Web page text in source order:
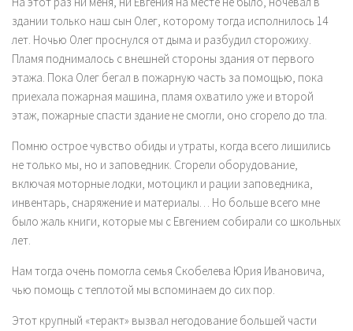
здании только наш сын Олег, которому тогда исполнилось 14
лет. Ночью Олег проснулся от дыма и разбудил сторожиху.
Пламя поднималось с внешней стороны здания от первого
этажа. Пока Олег бегал в пожарную часть за помощью, пока
приехала пожарная машина, пламя охватило уже и второй
этаж, пожарные спасти здание не смогли, оно сгорело до тла.
Помню острое чувство обиды и утраты, когда всего лишились
не только мы, но и заповедник. Сгорели оборудование,
включая моторные лодки, мотоцикл и рации заповедника,
инвентарь, снаряжение и материалы… Но больше всего мне
было жаль книги, которые мы с Евгением собирали со школьных
лет.
Нам тогда очень помогла семья Скобелева Юрия Ивановича,
чью помощь с теплотой мы вспоминаем до сих пор.
Этот крупный «теракт» вызвал негодование большей части